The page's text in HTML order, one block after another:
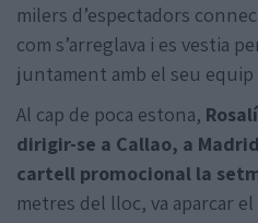
milers d’espectadors
com s’arreglava i es vestia
juntament amb el seu equip
Al cap de poca estona,
dirigir-se a Callao, a
cartell promocional la
metres del lloc, va aparcar